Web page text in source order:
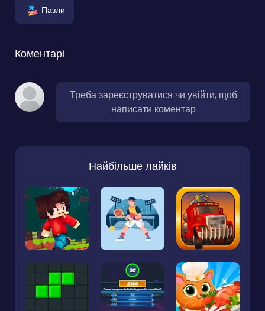
Пазли
Коментарі
Треба зареєструватися чи увійти, щоб
написати коментар
Найбільше лайків